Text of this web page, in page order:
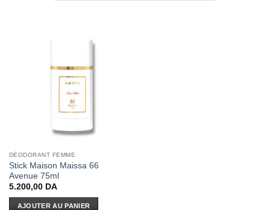
DÉODORANT FEMME
Stick Maison Maissa 66
Avenue 75ml
5.200,00 DA
AJOUTER AU PANIER